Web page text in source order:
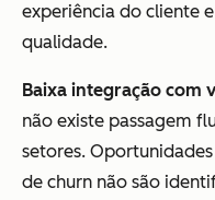
experiência do cliente
qualidade.
Baixa integração com
não existe passagem
setores.
de churn não são